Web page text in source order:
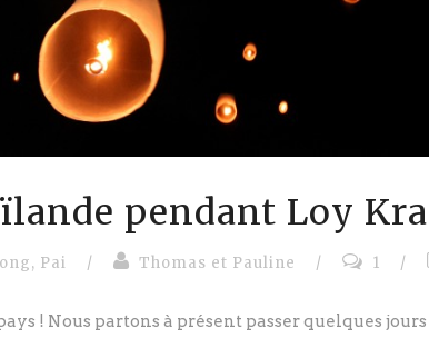
pendant Loy
, Pai / Thomas et Pauline / 1 /
! Nous partons à présent passer quelques